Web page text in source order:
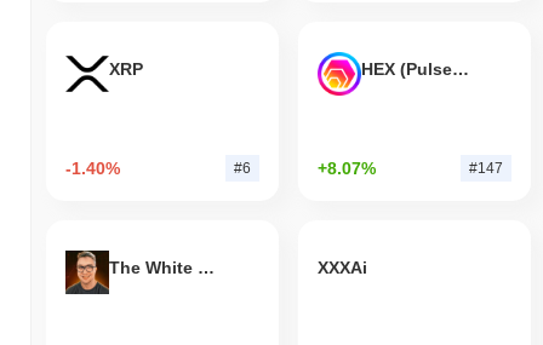
XRP
-1.40% #6
HEX (Pulsechain)
+8.07% #147
The White Bull XXXAi